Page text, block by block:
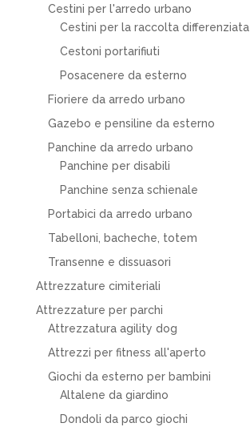
Cestini per l'arredo urbano
Cestini per la raccolta differenziata
Cestoni portarifiuti
Posacenere da esterno
Fioriere da arredo urbano
Gazebo e pensiline da esterno
Panchine da arredo urbano
Panchine per disabili
Panchine senza schienale
Portabici da arredo urbano
Tabelloni, bacheche, totem
Transenne e dissuasori
Attrezzature cimiteriali
Attrezzature per parchi
Attrezzatura agility dog
Attrezzi per fitness all'aperto
Giochi da esterno per bambini
Altalene da giardino
Dondoli da parco giochi